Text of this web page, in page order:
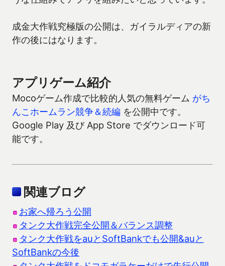
成金大作戦究極版の公開は、ガイラルディアの新
作の後にはなります。
アプリゲーム紹介
Mocoゲーム作成で比較的人気の無料ゲーム がち
んこホームラン競争＆続編 を公開中です。
Google Play 及び App Store でダウンロード可
能です。
関連ブログ
お家へ帰ろう公開
タンク大作戦完全公開＆バランス調整
タンク大作戦をauとSoftBankでも公開&auと
SoftBankの今後